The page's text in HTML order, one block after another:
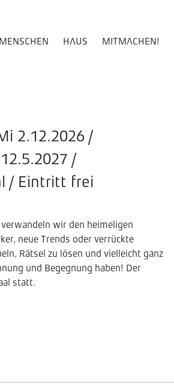
MENSCHEN HAUS MITMACHEN!
2.12.2026 /
/
/ Eintritt frei
wir den heimeligen
neue Trends oder verrückte
Rätsel zu lösen und vielleicht ganz
und Begegnung haben! Der
statt.